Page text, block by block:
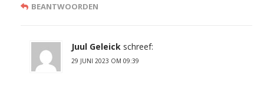
BEANTWOORDEN
Juul Geleick schreef:
29 JUNI 2023 OM 09:39